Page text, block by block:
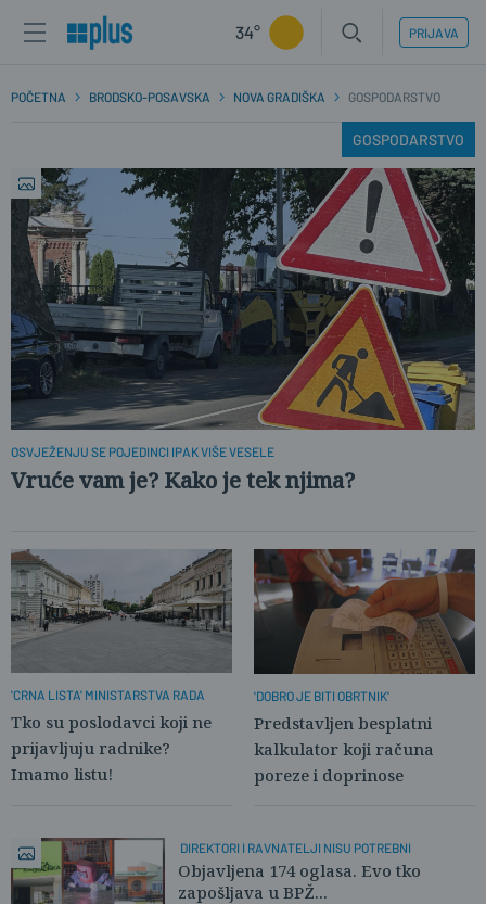
34° PRIJAVA
POČETNA BRODSKO-POSAVSKA NOVA GRADIŠKA GOSPODARSTVO
GOSPODARSTVO
OSVJEŽENJU SE POJEDINCI IPAK VIŠE VESELE
Vruće vam je? Kako je tek njima?
'CRNA LISTA' MINISTARSTVA RADA
Tko su poslodavci koji ne
prijavljuju radnike?
Imamo listu!
'DOBRO JE BITI OBRTNIK'
Predstavljen besplatni
kalkulator koji računa
poreze i doprinose
DIREKTORI I RAVNATELJI NISU POTREBNI
Objavljena 174 oglasa. Evo tko
zapošljava u BPŽ...